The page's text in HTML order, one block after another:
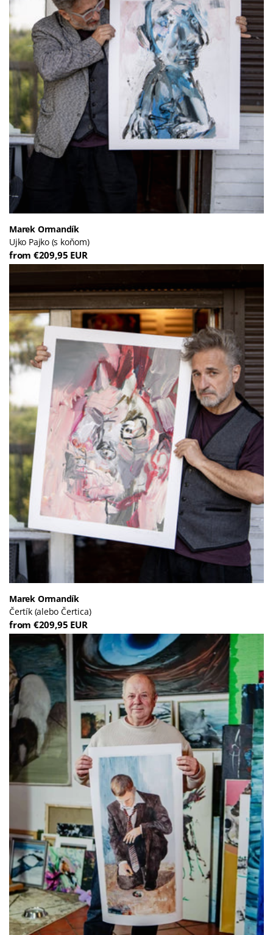
Marek Ormandík
Ujko Pajko (s koňom)
from €209,95 EUR
Marek Ormandík
Čertík (alebo Čertica)
from €209,95 EUR